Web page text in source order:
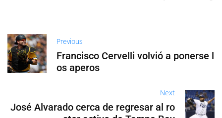
Previous
Francisco Cervelli volvió a ponerse l
os aperos
Next
José Alvarado cerca de regresar al ro